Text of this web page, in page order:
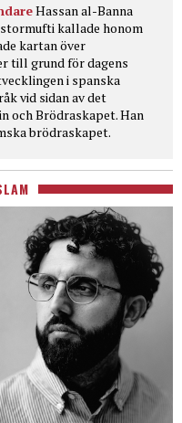
Hassan al-Banna
kallade honom
kartan över
till grund för dagens
i spanska
vid sidan av det
och Brödraskapet. Han
brödraskapet.